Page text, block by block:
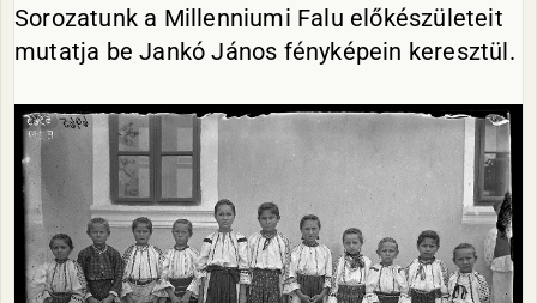
Sorozatunk a Millenniumi Falu előkészületeit
mutatja be Jankó János fényképein keresztül.